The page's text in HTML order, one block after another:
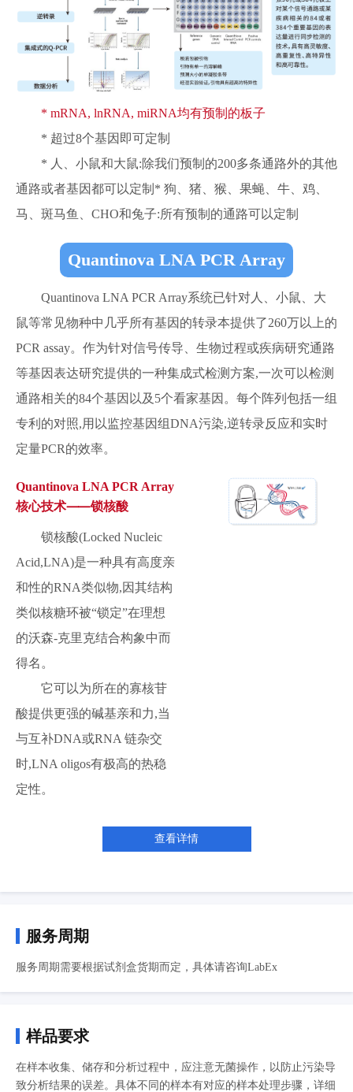
* mRNA, lnRNA, miRNA均有预制的板子
* 超过8个基因即可定制
* 人、小鼠和大鼠:除我们预制的200多条通路外的其他
通路或者基因都可以定制* 狗、猪、猴、果蝇、牛、鸡、
马、斑马鱼、CHO和兔子:所有预制的通路可以定制
Quantinova LNA PCR Array
Quantinova LNA PCR Array系统已针对人、小鼠、大
鼠等常见物种中几乎所有基因的转录本提供了260万以上的
PCR assay。作为针对信号传导、生物过程或疾病研究通路
等基因表达研究提供的一种集成式检测方案,一次可以检测
通路相关的84个基因以及5个看家基因。每个阵列包括一组
专利的对照,用以监控基因组DNA污染,逆转录反应和实时
定量PCR的效率。
Quantinova LNA PCR Array
核心技术⸺锁核酸
锁核酸(Locked Nucleic
Acid,LNA)是一种具有高度亲
和性的RNA类似物,因其结构
类似核糖环被“锁定”在理想
的沃森-克里克结合构象中而
得名。
它可以为所在的寡核苷
酸提供更强的碱基亲和力,当
与互补DNA或RNA 链杂交
时,LNA oligos有极高的热稳
定性。
查看详情
服务周期
服务周期需要根据试剂盒货期而定，具体请咨询LabEx
样品要求
在样本收集、储存和分析过程中，应注意无菌操作，以防止污染导
致分析结果的误差。具体不同的样本有对应的样本处理步骤，详细